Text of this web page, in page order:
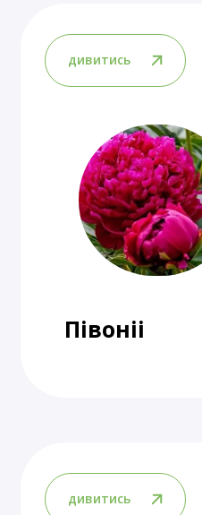
Півоніі
дивитись
дивитись